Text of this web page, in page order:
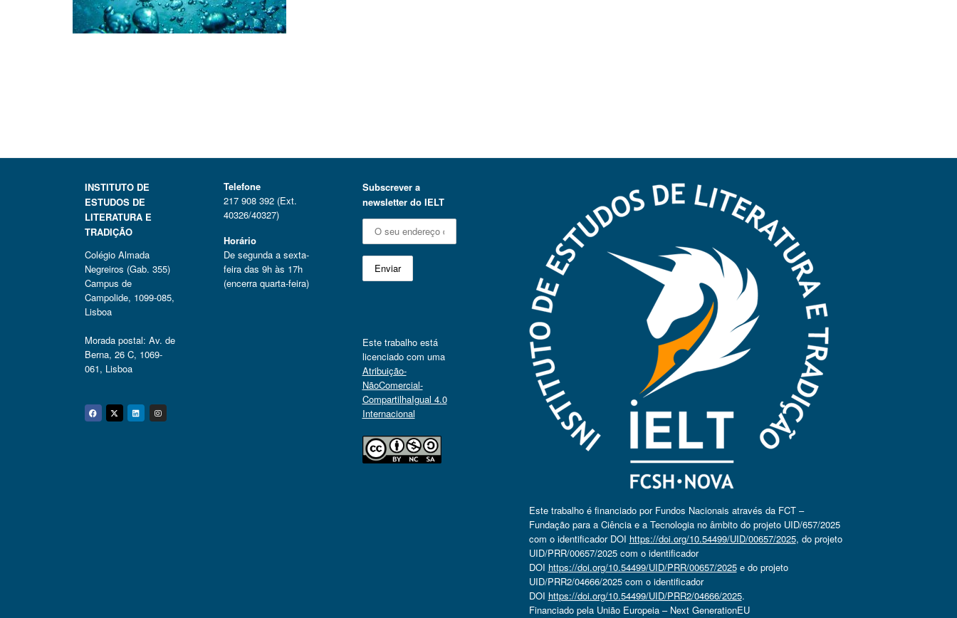
INSTITUTO DE
ESTUDOS DE
LITERATURA E
TRADIÇÃO
Colégio Almada
Negreiros (Gab. 355)
Campus de
Campolide, 1099-085,
Lisboa
Morada postal: Av. de
Berna, 26 C, 1069-
061, Lisboa
Facebook
Twitter
Linkedin
Instagram
Telefone
217 908 392 (Ext.
40326/40327)
Horário
De segunda a sexta-
feira das 9h às 17h
(encerra quarta-feira)
Subscrever a
newsletter do IELT
Este trabalho está
licenciado com uma
Atribuição-
NãoComercial-
CompartilhaIgual 4.0
Internacional
Este trabalho é financiado por Fundos Nacionais através da FCT –
Fundação para a Ciência e a Tecnologia no âmbito do projeto UID/657/2025
com o identificador DOI https://doi.org/10.54499/UID/00657/2025, do projeto
UID/PRR/00657/2025 com o identificador
DOI https://doi.org/10.54499/UID/PRR/00657/2025e do projeto
UID/PRR2/04666/2025 com o identificador
DOI https://doi.org/10.54499/UID/PRR2/04666/2025.
Financiado pela União Europeia – Next GenerationEU